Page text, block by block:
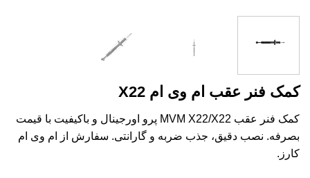
کمک فنر عقب ام وی ام X22
کمک فنر عقب MVM X22/X22 پرو اورجینال و باکیفیت با قیمت
بصرفه. نصب دقیق، جذب ضربه و گارانتی. سفارش از ام وی ام
کارز.